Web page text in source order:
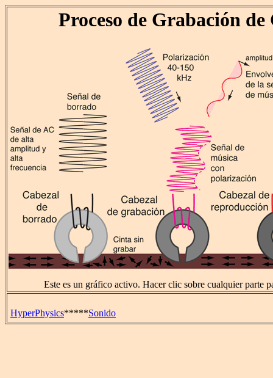
Proceso de Grabación de
Este es un gráfico activo. Hacer clic sobre cualquier parte
HyperPhysics*****Sonido